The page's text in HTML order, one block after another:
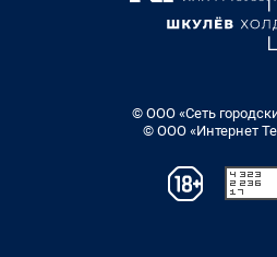
© ООО «Сеть
© ООО «Интернет